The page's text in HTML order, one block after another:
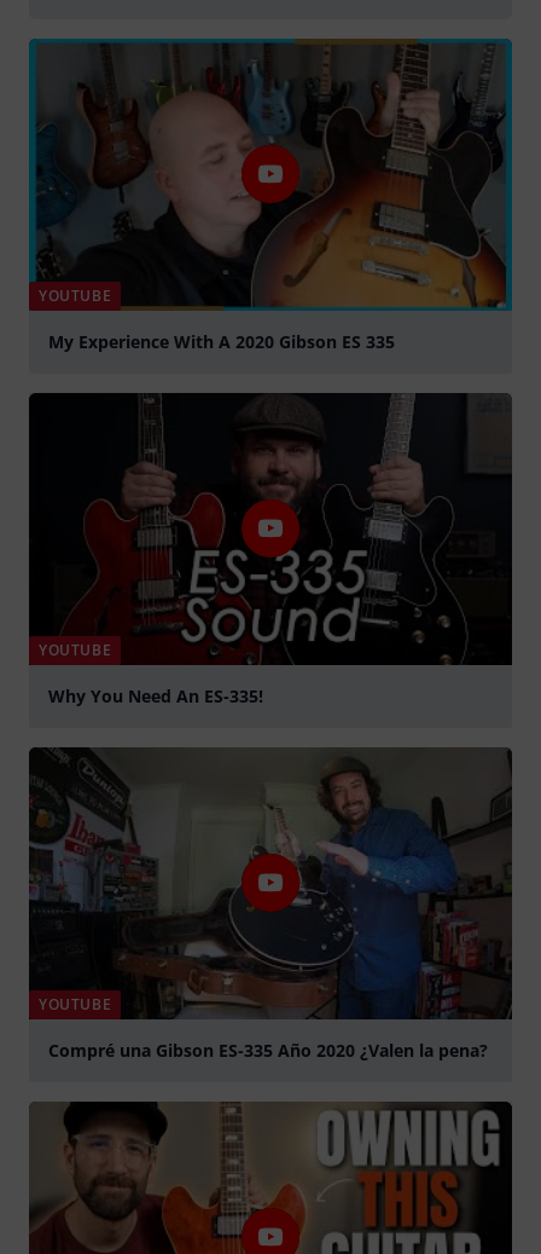
YOUTUBE
My Experience With A 2020 Gibson ES 335
YOUTUBE
Why You Need An ES-335!
YOUTUBE
Compré una Gibson ES-335 Año 2020 ¿Valen la pena?